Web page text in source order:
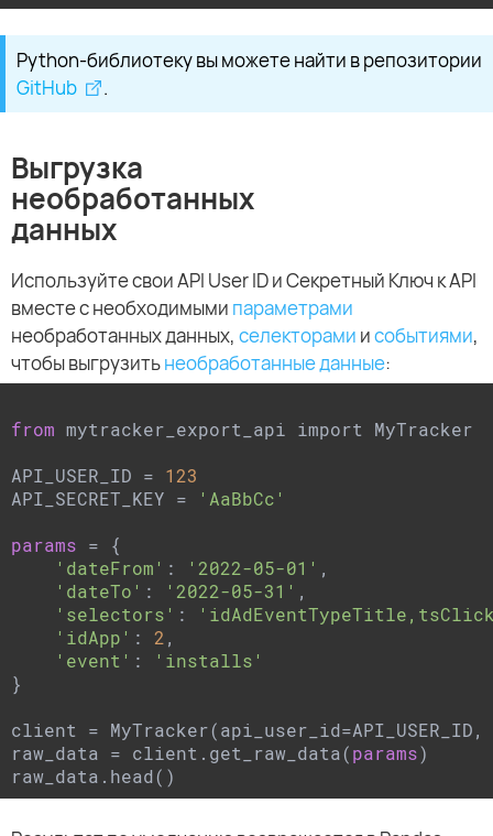
Python-библиотеку вы можете найти в репозитории
GitHub
.
Выгрузка
необработанных
данных
Используйте свои API User ID и Секретный Ключ к API
вместе с необходимыми параметрами
необработанных данных, селекторами исобытиями,
чтобы выгрузитьнеобработанные данные:
from mytracker_export_api import MyTracker
API_USER_ID = 123
API_SECRET_KEY =
'AaBbCc'
params = {
'dateFrom' : '2022-05-01' ,
'dateTo' : '2022-05-31' ,
'selectors' :
'idApp' : 2 ,
'event' :
'installs'
}
client = MyTracker(api_user_id=API_USER_ID,
raw_data = client.get_raw_data(params)
raw_data.head()